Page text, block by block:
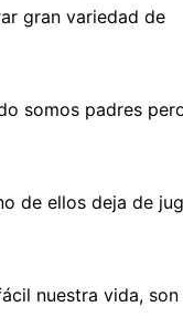
gran variedad de
somos padres
de ellos deja de
nuestra vida,